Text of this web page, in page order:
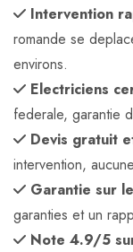
Intervention
romande se
environs.
Electriciens
federale, garantie
Devis gratuit
intervention,
Garantie sur
garanties et un
Note 4.9/5